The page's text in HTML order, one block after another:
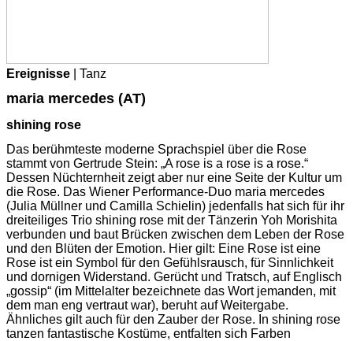
Ereignisse | Tanz
maria mercedes (AT)
shining rose
Das berühmteste moderne Sprachspiel über die Rose
stammt von Gertrude Stein: „A rose is a rose is a rose.“
Dessen Nüchternheit zeigt aber nur eine Seite der Kultur um
die Rose. Das Wiener Performance-Duo maria mercedes
(Julia Müllner und Camilla Schielin) jedenfalls hat sich für ihr
dreiteiliges Trio shining rose mit der Tänzerin Yoh Morishita
verbunden und baut Brücken zwischen dem Leben der Rose
und den Blüten der Emotion. Hier gilt: Eine Rose ist eine
Rose ist ein Symbol für den Gefühlsrausch, für Sinnlichkeit
und dornigen Widerstand. Gerücht und Tratsch, auf Englisch
„gossip“ (im Mittelalter bezeichnete das Wort jemanden, mit
dem man eng vertraut war), beruht auf Weitergabe.
Ähnliches gilt auch für den Zauber der Rose. In shining rose
tanzen fantastische Kostüme, entfalten sich Farben